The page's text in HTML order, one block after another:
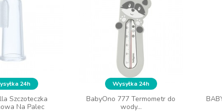
24h
Szczoteczka
Na Palec
24h
Szczoteczka
Na Palec
Wysyłka 24h
BabyOno 777 Termometr do
wody...
Wysyłka 24h
BabyOno 777 Termometr do
wody...